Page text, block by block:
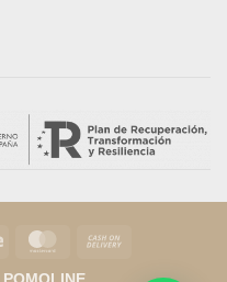
Stripe MasterCard